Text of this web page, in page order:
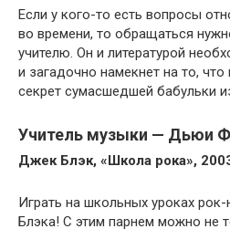
Если у кого-то есть вопросы
во времени, то обращаться
учителю. Он и литературой
и загадочно намекнет на то,
секрет сумасшедшей бабульки
Учитель музыки — Дьюи
Джек Блэк, «Школа рока»,
Играть на школьных уроках
Блэка! С этим парнем можно не